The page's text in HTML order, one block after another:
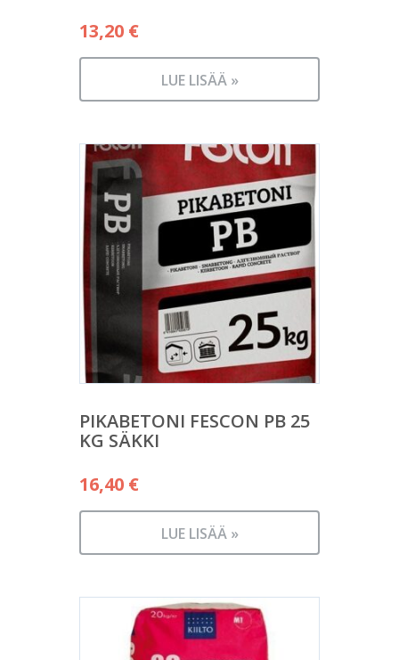
13,20 €
LUE LISÄÄ »
PIKABETONI FESCON PB 25
KG SÄKKI
16,40 €
LUE LISÄÄ »